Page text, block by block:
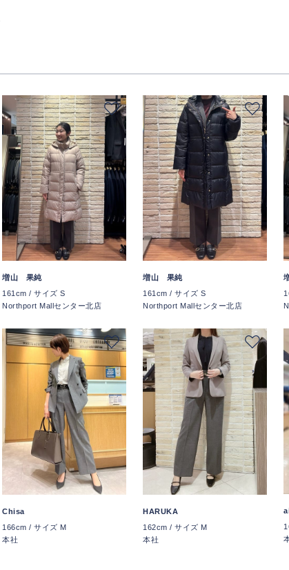
増山 果純
161cm / サイズ S
Northport Mallセンター北店
増山 果純
161cm / サイズ S
Northport Mallセンター北店
Chisa
166cm / サイズ M
本社
HARUKA
162cm / サイズ M
本社